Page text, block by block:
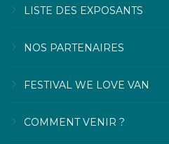
LISTE DES EXPOSANTS
NOS PARTENAIRES
FESTIVAL WE LOVE VAN
COMMENT VENIR ?